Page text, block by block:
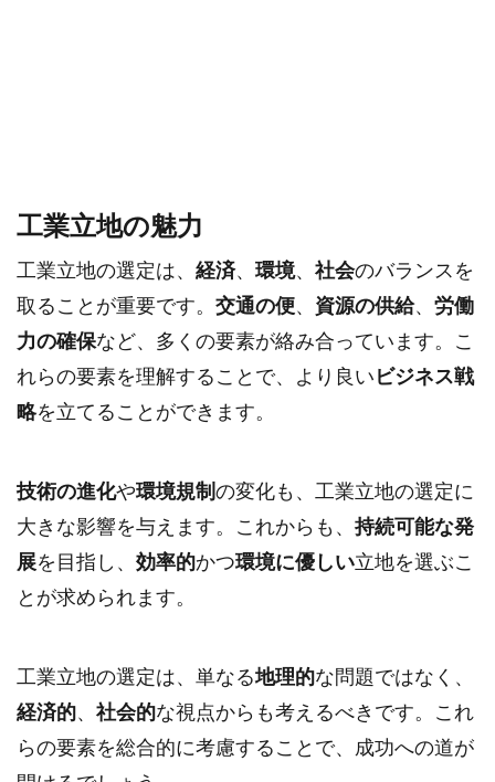
工業立地の魅力
工業立地の選定は、 経済、 環境、 社会のバランスを
取ることが重要です。 交通の便、 資源の供給、 労働
力の確保など、多くの要素が絡み合っています。こ
れらの要素を理解することで、より良いビジネス戦
略を立てることができます。
技術の進化や環境規制の変化も、工業立地の選定に
大きな影響を与えます。これからも、 持続可能な発
展を目指し、 効率的かつ環境に優しい立地を選ぶこ
とが求められます。
工業立地の選定は、単なる地理的な問題ではなく、
経済的、 社会的な視点からも考えるべきです。これ
らの要素を総合的に考慮することで、成功への道が